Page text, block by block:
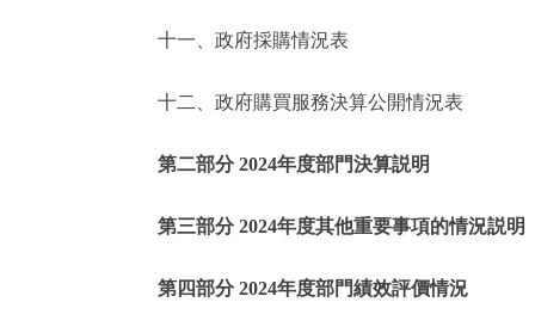
北京概況
綠色北京
ENGLISH
十一、政府採購情況表
十二、政府購買服務決算公開情況表
第二部分 2024年度部門決算説明
第三部分 2024年度其他重要事項的情況説明
第四部分 2024年度部門績效評價情況